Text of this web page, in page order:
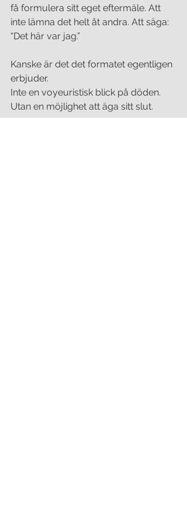
få formulera sitt eget eftermäle. Att
inte lämna det helt åt andra. Att säga:
“Det här var jag.”
Kanske är det det formatet egentligen
erbjuder.
Inte en voyeuristisk blick på döden.
Utan en möjlighet att äga sitt slut.